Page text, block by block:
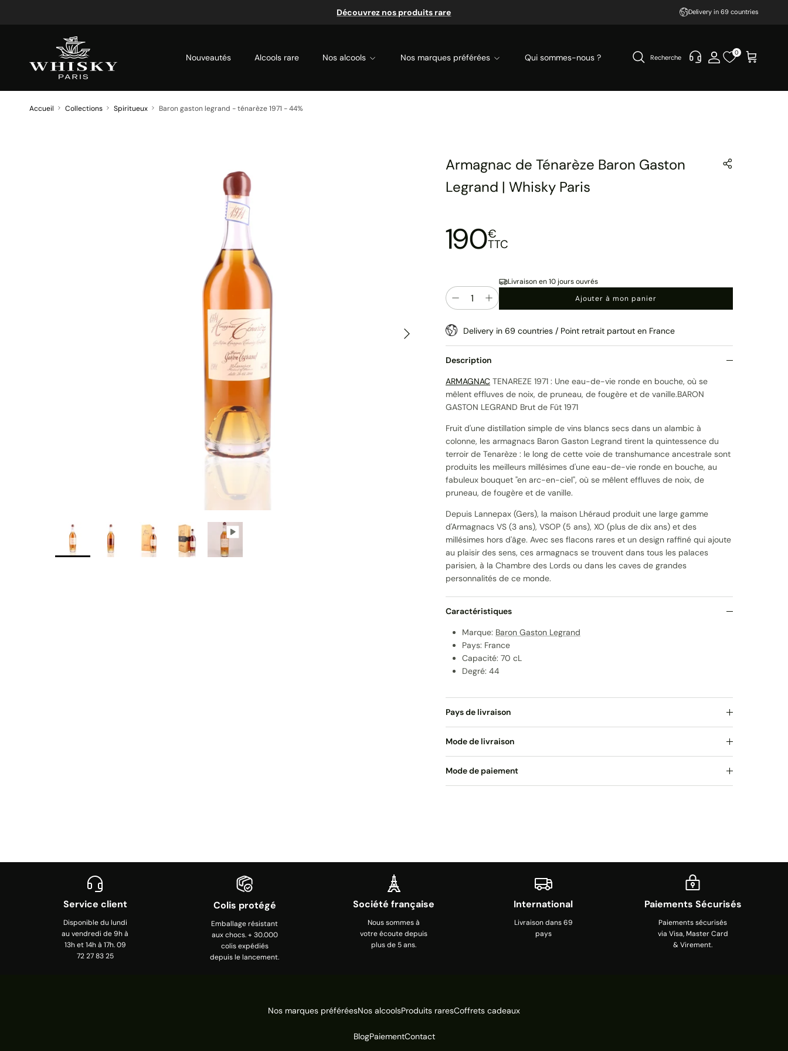
Découvrez nos produits rare Delivery in 69 countries
Nouveautés Alcools rare Nos alcools Nos marques préférées Qui sommes-nous ? Recherche
0
Accueil Collections Spiritueux Baron gaston legrand - ténarèze 1971 - 44%
Suivant
Armagnac de Ténarèze Baron Gaston
Legrand | Whisky Paris
190€
TTC
Quantité
Livraison en 10 jours ouvrés
Ajouter à mon panier
Delivery in 69 countries / Point retrait partout en France
Description
ARMAGNAC TENAREZE 1971 : Une eau-de-vie ronde en bouche, où se
mêlent effluves de noix, de pruneau, de fougère et de vanille.BARON
GASTON LEGRAND Brut de Fût 1971
Fruit d'une distillation simple de vins blancs secs dans un alambic à
colonne, les armagnacs Baron Gaston Legrand tirent la quintessence du
terroir de Tenarèze : le long de cette voie de transhumance ancestrale sont
produits les meilleurs millésimes d'une eau-de-vie ronde en bouche, au
fabuleux bouquet "en arc-en-ciel", où se mêlent effluves de noix, de
pruneau, de fougère et de vanille.
Depuis Lannepax (Gers), la maison Lhéraud produit une large gamme
d'Armagnacs VS (3 ans), VSOP (5 ans), XO (plus de dix ans) et des
millésimes hors d'âge. Avec ses flacons rares et un design raffiné qui ajoute
au plaisir des sens, ces armagnacs se trouvent dans tous les palaces
parisien, à la Chambre des Lords ou dans les caves de grandes
personnalités de ce monde.
Caractéristiques
Marque: Baron Gaston Legrand
Pays: France
Capacité: 70 cL
Degré: 44
Pays de livraison
Mode de livraison
Mode de paiement
Service client
Disponible du lundi
au vendredi de 9h à
13h et 14h à 17h. 09
72 27 83 25
Colis protégé
Emballage résistant
aux chocs. + 30.000
colis expédiés
depuis le lancement.
Société française
Nous sommes à
votre écoute depuis
plus de 5 ans.
International
Livraison dans 69
pays
Paiements Sécurisés
Paiements sécurisés
via Visa, Master Card
& Virement.
Nos marques préféréesNos alcoolsProduits raresCoffrets cadeaux
BlogPaiementContact